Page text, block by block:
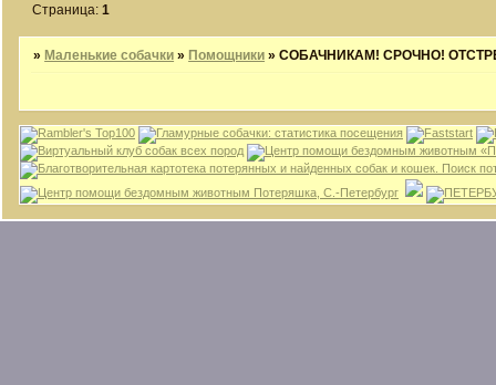
Страница:1
» Маленькие собачки » Помощники »СОБАЧНИКАМ! СРОЧНО!